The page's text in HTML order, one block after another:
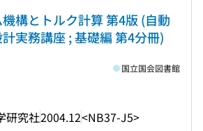
機構とトルク計算 第4版 (自動
実務講座 ; 基礎編 第4分冊)
研究社2004.12<NB37-J5>
国立国会図書館